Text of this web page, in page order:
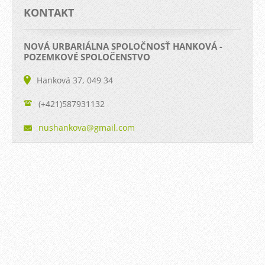
KONTAKT
NOVÁ URBARIÁLNA SPOLOČNOSŤ HANKOVÁ -
POZEMKOVÉ SPOLOČENSTVO
Hanková 37, 049 34
(+421)587931132
nushankova@gmail.com